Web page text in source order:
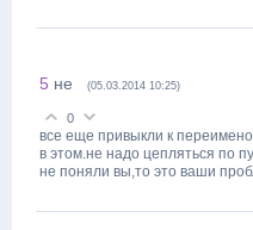
5 не (05.03.2014 10:25)
0
все еще привыкли к
в этом.не надо цепляться по
не поняли вы,то это ваши